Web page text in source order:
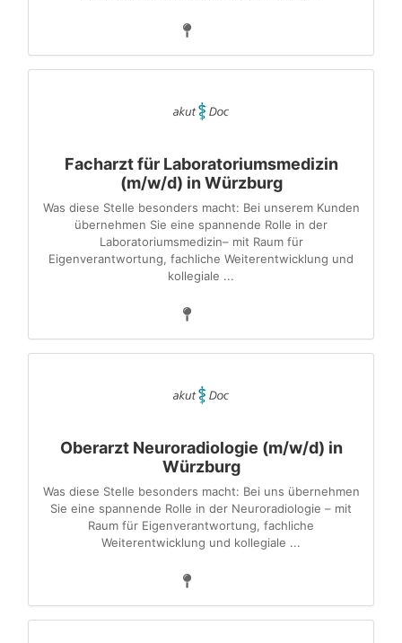
Facharzt für Laboratoriumsmedizin
(m/w/d) in Würzburg
Was diese Stelle besonders macht: Bei unserem Kunden
übernehmen Sie eine spannende Rolle in der
Laboratoriumsmedizin– mit Raum für
Eigenverantwortung, fachliche Weiterentwicklung und
kollegiale ...
Oberarzt Neuroradiologie (m/w/d) in
Würzburg
Was diese Stelle besonders macht: Bei uns übernehmen
Sie eine spannende Rolle in der Neuroradiologie – mit
Raum für Eigenverantwortung, fachliche
Weiterentwicklung und kollegiale ...